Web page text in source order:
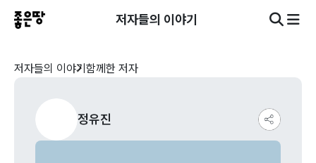
저자들의 이야기
저자들의 이야기 함께한 저자
정유진